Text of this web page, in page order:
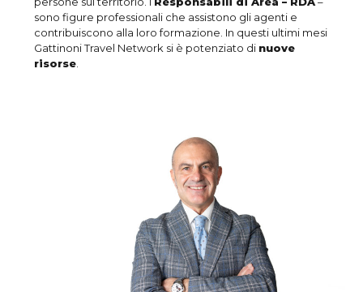
sono figure professionali che assistono gli agenti e
contribuiscono alla loro formazione. In questi ultimi mesi
Gattinoni Travel Network si è potenziato di nuove
risorse